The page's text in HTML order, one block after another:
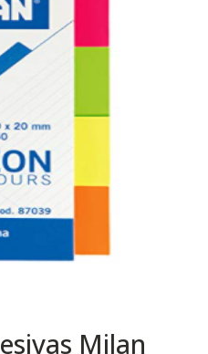
Milan